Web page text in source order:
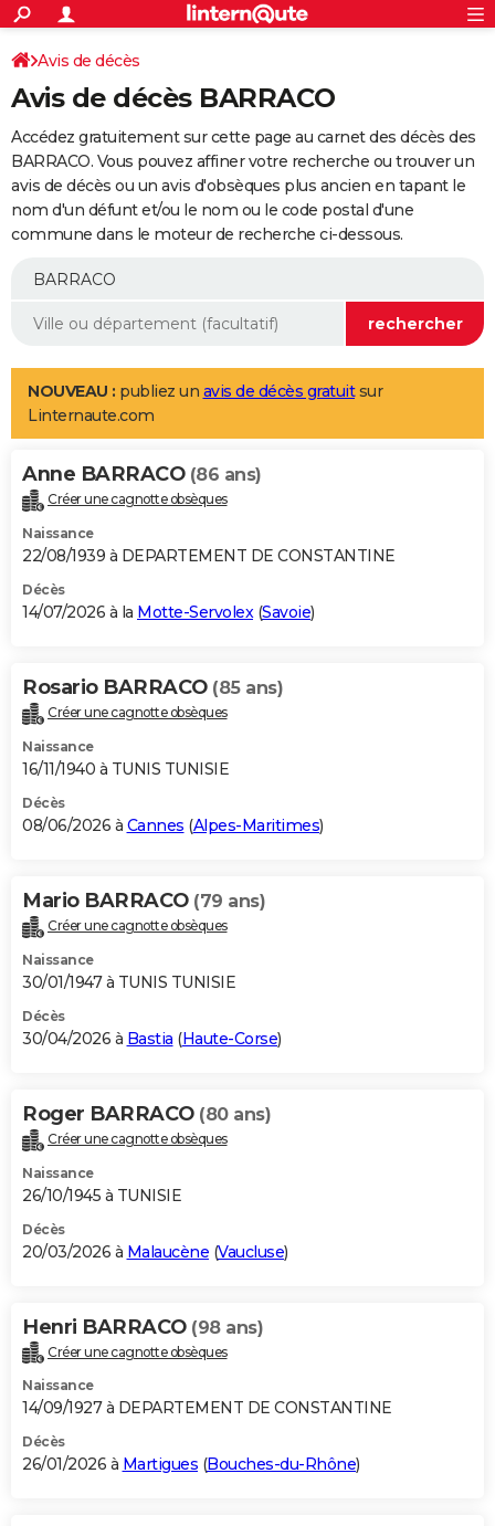
ACTUALITÉS
Politique
Société
Faits Divers
Education
Monde
Villes
+
SPORT
Coupe du monde 2026
Football
Tennis
Cyclisme
Rugby
Forum
Programme TV
TNT
Streaming
Cinéma
Sorties cinéma
Musique
+
FINANCE
Retraite
Epargne
Immobilier
Risques naturels par ville
Banque
Assurance
AUTO
Essais
Réserver un essai
Citadines
Berlines
SUV
Forum auto
+
Mobiles
Meilleur smartphone
Internet
Ordinateurs
Jeux vidéo
Guide high-tech
Aménagement intérieur
LIFESTYLE
Art de vivre
Bien-être
Loisirs
Mode
Modes de vie
Alimentation
Guide de la santé
Maladies
Médicaments
Sommeil
VOYAGE
Destinations
City break
Voyage nature
Voyage de noces
Forum
Climat
+PHOTO
GUIDES D'ACHAT
BONS PLANS
Carte de Noël
Carte Bonne année
Carte Saint-Valentin
Carte Pâques
Carte d'anniversaire
DICTIONNAIRE
Dictionnaire
Biographies
Citations
Expressions
Proverbes
PROGRAMME TV
S'inscrire
Se connecter
Lycées
Collèges
Primaires
Universités
Entreprises
Service militaire
Avis de recherche
AVIS DE DÉCÈS
Bricolage
Lifestyle
Culture
Sport
Auto
Television
Voyage
Cinema
Avis de décès
Avis de décès BARRACO
Accédez gratuitement sur cette page au carnet des décès des
BARRACO. Vous pouvez affiner votre recherche ou trouver un
avis de décès ou un avis d'obsèques plus ancien en tapant le
nom d'un défunt et/ou le nom ou le code postal d'une
commune dans le moteur de recherche ci-dessous.
NOUVEAU : publiez un avis de décès gratuitsur
Linternaute.com
Anne BARRACO (86 ans)
Créer une cagnotte obsèques
Naissance
22/08/1939 à DEPARTEMENT DE CONSTANTINE
Décès
14/07/2026 à la Motte-Servolex(Savoie)
Rosario BARRACO (85 ans)
Créer une cagnotte obsèques
Naissance
16/11/1940 à TUNIS TUNISIE
Décès
08/06/2026 à Cannes (Alpes-Maritimes)
Mario BARRACO (79 ans)
Créer une cagnotte obsèques
Naissance
30/01/1947 à TUNIS TUNISIE
Décès
30/04/2026 à Bastia (Haute-Corse)
Roger BARRACO (80 ans)
Créer une cagnotte obsèques
Naissance
26/10/1945 à TUNISIE
Décès
20/03/2026 à Malaucène (Vaucluse)
Henri BARRACO (98 ans)
Créer une cagnotte obsèques
Naissance
14/09/1927 à DEPARTEMENT DE CONSTANTINE
Décès
26/01/2026 à Martigues (Bouches-du-Rhône)